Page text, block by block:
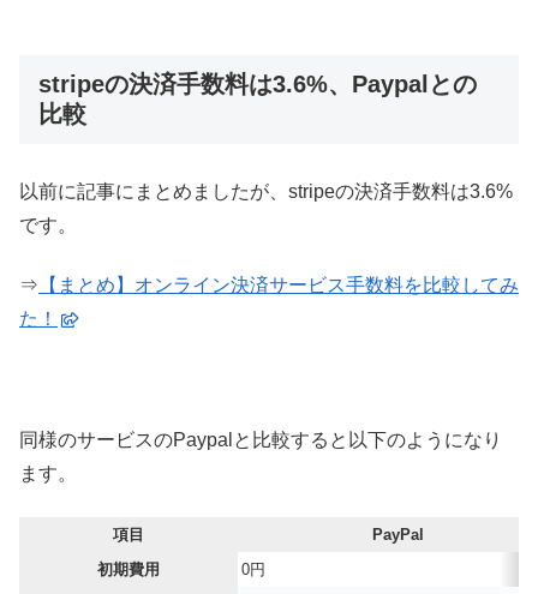
stripeの決済手数料は3.6%、Paypalとの
比較
以前に記事にまとめましたが、stripeの決済手数料は3.6%
です。
⇒ 【まとめ】オンライン決済サービス手数料を比較してみ
た！
同様のサービスのPaypalと比較すると以下のようになり
ます。
項目
PayPal
初期費用
0円